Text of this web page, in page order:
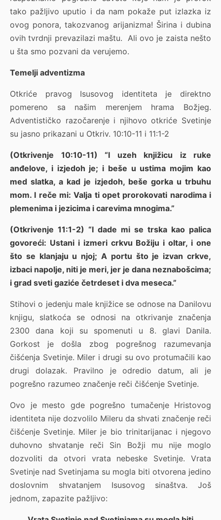
tako pažljivo uputio i da nam pokaže put izlazka iz
ovog ponora, takozvanog arijanizma! Širina i dubina
ovih tvrdnji prevazilazi maštu. Ali ovo je zaista nešto
u šta smo pozvani da verujemo.
Temelji adventizma
Otkriće pravog Isusovog identiteta je direktno
pomereno sa našim merenjem hrama Božjeg.
Adventističko razočarenje i njihovo otkriće Svetinje
su jasno prikazani u Otkriv. 10:10-11 i 11:1-2
(Otkrivenje 10:10-11) “I uzeh knjižicu iz ruke
anđelove, i izjedoh je; i beše u ustima mojim kao
med slatka, a kad je izjedoh, beše gorka u trbuhu
mom. I reče mi: Valja ti opet prorokovati narodima i
plemenima i jezicima i carevima mnogima.”
(Otkrivenje 11:1-2) “I dade mi se trska kao palica
govoreći: Ustani i izmeri crkvu Božiju i oltar, i one
što se klanjaju u njoj; A portu što je izvan crkve,
izbaci napolje, niti je meri, jer je dana neznabošcima;
i grad sveti gaziće četrdeset i dva meseca.”
Stihovi o jedenju male knjižice se odnose na Danilovu
knjigu, slatkoća se odnosi na otkrivanje značenja
2300 dana koji su spomenuti u 8. glavi Danila.
Gorkost je došla zbog pogrešnog razumevanja
čišćenja Svetinje. Miler i drugi su ovo protumačili kao
drugi dolazak. Pravilno je odredio datum, ali je
pogrešno razumeo značenje reči čišćenje Svetinje.
Ovo je mesto gde pogrešno tumačenje Hristovog
identiteta nije dozvolilo Mileru da shvati značenje reči
čišćenje Svetinje. Miler je bio trinitarijanac i njegovo
duhovno shvatanje reči Sin Božji mu nije moglo
dozvoliti da otvori vrata nebeske Svetinje. Vrata
Svetinje nad Svetinjama su mogla biti otvorena jedino
doslovnim shvatanjem Isusovog sinaštva. Još
jednom, zapazite pažljivo: